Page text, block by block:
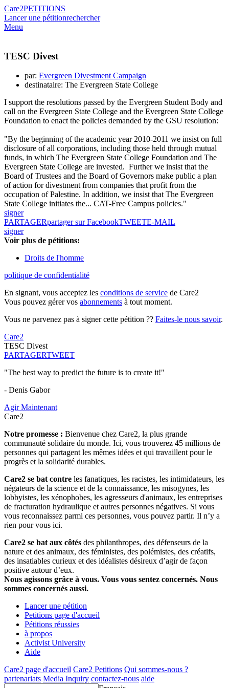
Care2PETITIONS
Lancer une pétitionrechercher
Menu
TESC Divest
par: Evergreen Divestment Campaign
destinataire: The Evergreen State College
I support the resolutions passed by the Evergreen Student Body and
call on the Evergreen State College and the Evergreen State College
Foundation to enact the policies demanded by the GSU resolution:
"By the beginning of the academic year 2010-2011 we insist on full
disclosure of all corporations, including those held through mutual
funds, in which The Evergreen State College Foundation and The
Evergreen State College are invested. Further we insist that the
Board of Trustees and the Board of Governors make public a plan
of action for divestment from companies that profit from the
occupation of Palestine. In addition, we insist that The Evergreen
State College initiates the... CAT-Free Campus policies."
signer
PARTAGERpartager sur FacebookTWEETE-MAIL
signer
Voir plus de pétitions:
Droits de l'homme
politique de confidentialité
En signant, vous acceptez les conditions de service de Care2
Vous pouvez gérer vos abonnements à tout moment.
Vous ne parvenez pas à signer cette pétition ?? Faites-le nous savoir.
Care2
TESC Divest
PARTAGERTWEET
"The best way to predict the future is to create it!"
- Denis Gabor
Agir Maintenant
Care2
Notre promesse : Bienvenue chez Care2, la plus grande
communauté solidaire du monde. Ici, vous trouverez 45 millions de
personnes qui partagent les mêmes idées et qui travaillent pour le
progrès et la solidarité durables.
Care2 se bat contre les fanatiques, les racistes, les intimidateurs, les
négateurs de la science et de la connaissance, les misogynes, les
lobbyistes, les xénophobes, les agresseurs d'animaux, les entreprises
de fracturation hydraulique et autres personnes négatives. Si vous
vous reconnaissez parmi ces personnes, vous pouvez partir. Il n’y a
rien pour vous ici.
Care2 se bat aux côtés des philanthropes, des défenseurs de la
nature et des animaux, des féministes, des polémistes, des créatifs,
des insatiables curieux et des idéalistes désireux d’agir de façon
positive autour d’eux.
Nous agissons grâce à vous. Vous vous sentez concernés. Nous
sommes concernés aussi.
Lancer une pétition
Petitions page d'accueil
Pétitions réussies
à propos
Activist University
Aide
Care2 page d'accueil Care2 Petitions Qui sommes-nous ?
partenariats Media Inquiry contactez-nous aide